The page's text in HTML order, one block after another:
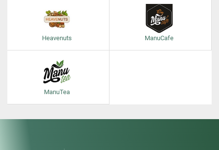
Heavenuts ManuCafe
ManuTea